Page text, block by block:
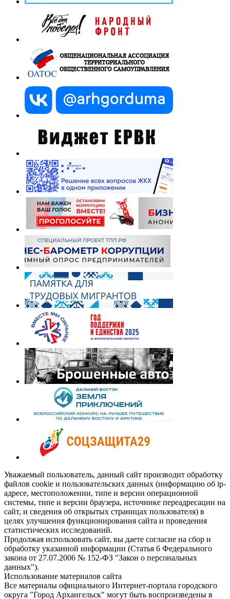
Уважаемый пользователь, данный сайт производит обработку
файлов cookie и пользовательских данных (информацию об ip-
адресе, местоположении, типе и версии операционной
системы, типе и версии браузера, источнике переадресации на
сайт, и сведения об открытых страницах пользователя) в
целях улучшения функционирования сайта и проведения
статистических исследований.
Продолжая использовать сайт, вы даете согласие на сбор и
обработку указанной информации (Статья 6 Федерального
закона от 27.07.2006 № 152-ФЗ "Закон о персональных
данных").
Использование материалов сайта
Все материалы официального Интернет-портала городского
округа "Город Архангельск" могут быть воспроизведены в